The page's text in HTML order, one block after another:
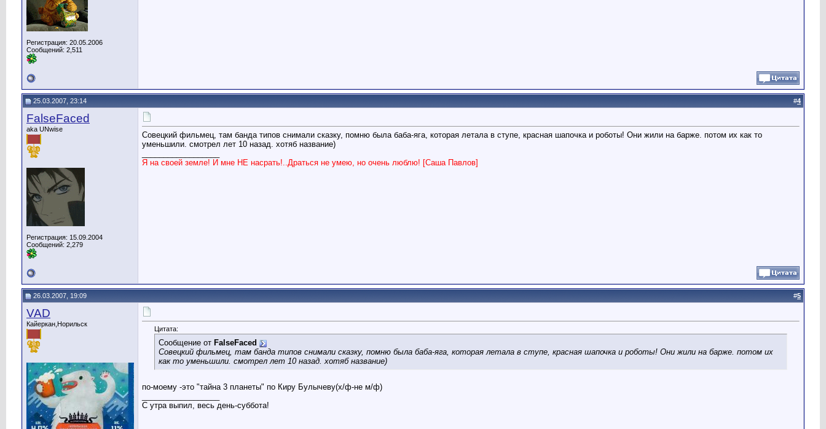
Регистрация: 20.05.2006
Сообщений: 2,511
25.03.2007, 23:14 #4
FalseFaced
aka UNwise
Регистрация: 15.09.2004
Сообщений: 2,279
Совецкий фильмец, там банда типов снимали сказку, помню была баба-яга, которая летала в ступе, красная шапочка и роботы! Они жили на барже. потом их как то
уменьшили. смотрел лет 10 назад. хотяб название)
Я на своей земле! И мне НЕ насрать!..Драться не умею, но очень люблю! [Саша Павлов]
26.03.2007, 19:09 #5
VAD
Кайеркан,Норильск
Цитата:
Сообщение от FalseFaced
Совецкий фильмец, там банда типов снимали сказку, помню была баба-яга, которая летала в ступе, красная шапочка и роботы! Они жили на барже. потом их
как то уменьшили. смотрел лет 10 назад. хотяб название)
по-моему -это "тайна 3 планеты" по Киру Булычеву(х/ф-не м/ф)
С утра выпил, весь день-суббота!